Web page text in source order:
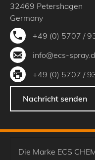
32469 Petershagen
Germany
+49 (0) 5707 /
info@ecs-
+49 (0) 5707 /
Nachricht senden
Die Marke ECS